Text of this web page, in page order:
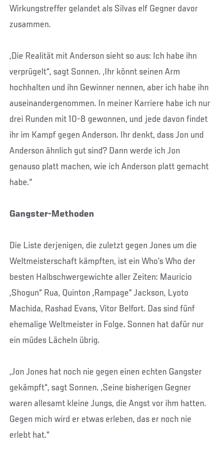
Wirkungstreffer gelandet als Silvas elf Gegner davor
zusammen.
„Die Realität mit Anderson sieht so aus: Ich habe ihn
verprügelt“, sagt Sonnen. „Ihr könnt seinen Arm
hochhalten und ihn Gewinner nennen, aber ich habe ihn
auseinandergenommen. In meiner Karriere habe ich nur
drei Runden mit 10-8 gewonnen, und jede davon findet
ihr im Kampf gegen Anderson. Ihr denkt, dass Jon und
Anderson ähnlich gut sind? Dann werde ich Jon
genauso platt machen, wie ich Anderson platt gemacht
habe.“
Gangster-Methoden
Die Liste derjenigen, die zuletzt gegen Jones um die
Weltmeisterschaft kämpften, ist ein Who’s Who der
besten Halbschwergewichte aller Zeiten: Mauricio
„Shogun“ Rua, Quinton „Rampage“ Jackson, Lyoto
Machida, Rashad Evans, Vitor Belfort. Das sind fünf
ehemalige Weltmeister in Folge. Sonnen hat dafür nur
ein müdes Lächeln übrig.
„Jon Jones hat noch nie gegen einen echten Gangster
gekämpft“, sagt Sonnen. „Seine bisherigen Gegner
waren allesamt kleine Jungs, die Angst vor ihm hatten.
Gegen mich wird er etwas erleben, das er noch nie
erlebt hat.“